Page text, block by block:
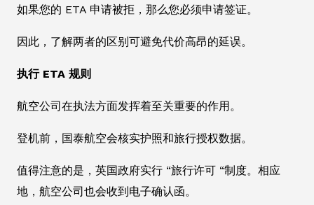
如果您的 ETA 申请被拒，那么您必须申请签证。
因此，了解两者的区别可避免代价高昂的延误。
执行 ETA 规则
航空公司在执法方面发挥着至关重要的作用。
登机前，国泰航空会核实护照和旅行授权数据。
值得注意的是，英国政府实行 “旅行许可 “制度。相应
地，航空公司也会收到电子确认函。